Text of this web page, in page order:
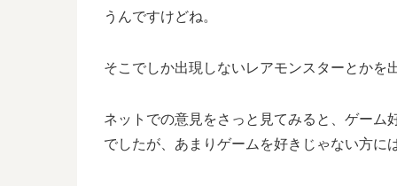
うんですけどね。
そこでしか出現しないレアモンスターとかを
ネットでの意見をさっと見てみると、ゲーム
でしたが、あまりゲームを好きじゃない方に